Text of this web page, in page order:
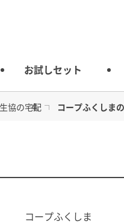
お試しセット
協の宅配 コープふくしま
コープふくしま